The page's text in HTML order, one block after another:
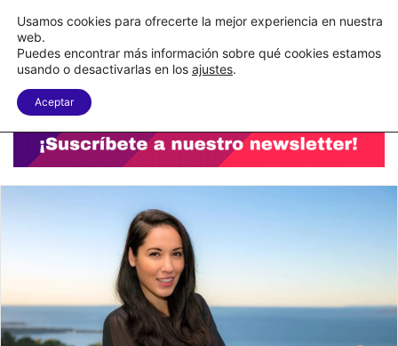
C&A México completa la implementación de su WMS en la nube
Menu
Usamos cookies para ofrecerte la mejor experiencia en nuestra
web.
Puedes encontrar más información sobre qué cookies estamos
usando o desactivarlas en los ajustes.
Aceptar